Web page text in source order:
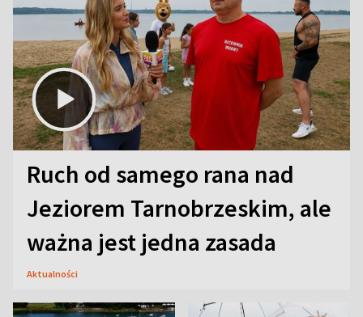
Ruch od samego rana nad
Jeziorem Tarnobrzeskim, ale
ważna jest jedna zasada
Aktualności